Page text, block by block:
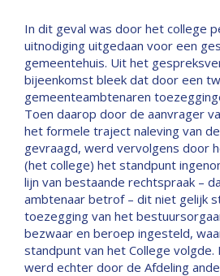
In dit geval was door het college
uitnodiging uitgedaan voor een
gemeentehuis. Uit het
bijeenkomst bleek dat door een
gemeenteambtenaren
Toen daarop door de aanvrager
het formele traject naleving van
gevraagd, werd vervolgens door
(het college) het standpunt
lijn van bestaande rechtspraak –
ambtenaar betrof – dit niet gelijk
toezegging van het
bezwaar en beroep ingesteld,
standpunt van het College
werd echter door de Afdeling